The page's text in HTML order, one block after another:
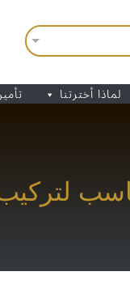
لماذا أخترتنا